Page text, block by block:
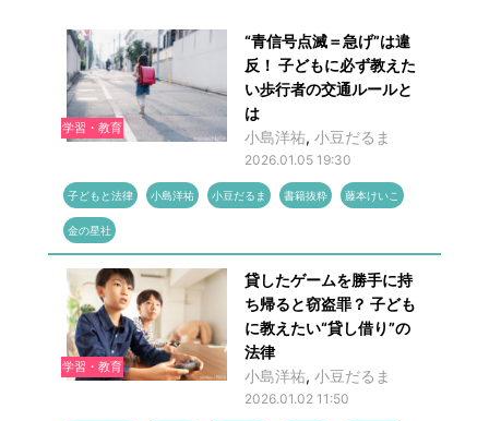
学習・教育
“青信号点滅＝急げ”は違
反！ 子どもに必ず教えた
い歩行者の交通ルールと
は
小島洋祐, 小豆だるま
2026.01.05 19:30
子どもと法律 小島洋祐 小豆だるま 書籍抜粋 藤本けいこ
金の星社
学習・教育
貸したゲームを勝手に持
ち帰ると窃盗罪？ 子ども
に教えたい“貸し借り”の
法律
小島洋祐, 小豆だるま
2026.01.02 11:50